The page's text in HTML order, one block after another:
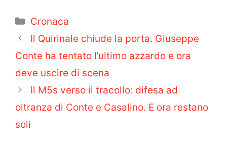
Categorie
Cronaca
Il Quirinale chiude la porta. Giuseppe
Conte ha tentato l’ultimo azzardo e ora
deve uscire di scena
Il M5s verso il tracollo: difesa ad
oltranza di Conte e Casalino. E ora restano
soli